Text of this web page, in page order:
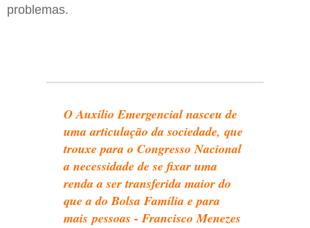
problemas.
O Auxílio Emergencial nasceu de
uma articulação da sociedade, que
trouxe para o Congresso Nacional
a necessidade de se fixar uma
renda a ser transferida maior do
que a do Bolsa Família e para
mais pessoas - Francisco Menezes